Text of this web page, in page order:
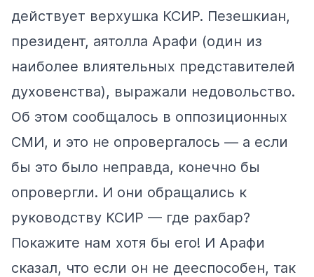
действует верхушка КСИР. Пезешкиан,
президент, аятолла Арафи (один из
наиболее влиятельных представителей
духовенства), выражали недовольство.
Об этом сообщалось в оппозиционных
СМИ, и это не опровергалось — а если
бы это было неправда, конечно бы
опровергли. И они обращались к
руководству КСИР — где рахбар?
Покажите нам хотя бы его! И Арафи
сказал, что если он не дееспособен, так